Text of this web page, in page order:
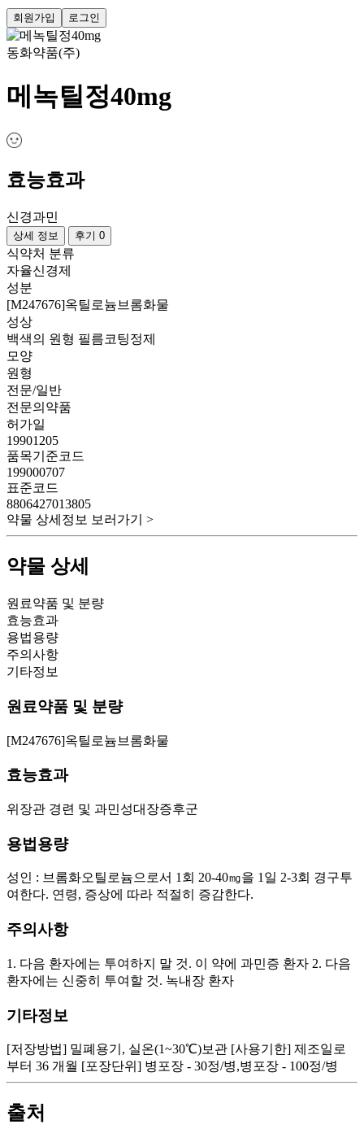
회원가입 로그인
동화약품(주)
메녹틸정40mg
효능효과
신경과민
상세 정보 후기 0
식약처 분류
자율신경제
성분
[M247676]옥틸로늄브롬화물
성상
백색의 원형 필름코팅정제
모양
원형
전문/일반
전문의약품
허가일
19901205
품목기준코드
199000707
표준코드
8806427013805
약물 상세정보 보러가기 >
약물 상세
원료약품 및 분량
효능효과
용법용량
주의사항
기타정보
원료약품 및 분량
[M247676]옥틸로늄브롬화물
효능효과
위장관 경련 및 과민성대장증후군
용법용량
성인 : 브롬화오틸로늄으로서 1회 20-40㎎을 1일 2-3회 경구투
여한다. 연령, 증상에 따라 적절히 증감한다.
주의사항
1. 다음 환자에는 투여하지 말 것. 이 약에 과민증 환자 2. 다음
환자에는 신중히 투여할 것. 녹내장 환자
기타정보
[저장방법] 밀폐용기, 실온(1~30℃)보관 [사용기한] 제조일로
부터 36 개월 [포장단위] 병포장 - 30정/병,병포장 - 100정/병
출처